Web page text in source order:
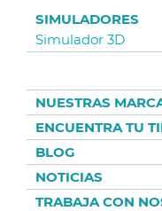
SIMULADORES
Simulador 3D
NUESTRAS
ENCUENTRA TU
BLOG
NOTICIAS
TRABAJA CON